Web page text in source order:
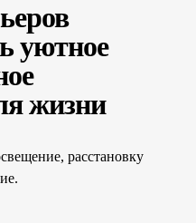
уютное
жизни
расстановку